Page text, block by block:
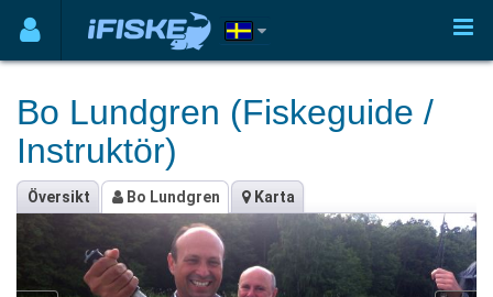
Bo Lundgren (Fiskeguide /
Instruktör)
Översikt Bo Lundgren Karta